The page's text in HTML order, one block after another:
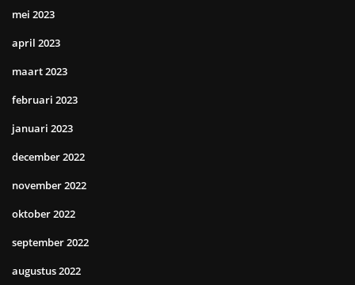
mei 2023
april 2023
maart 2023
februari 2023
januari 2023
december 2022
november 2022
oktober 2022
september 2022
augustus 2022